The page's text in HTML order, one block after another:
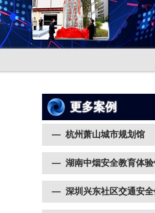
更多案例
— 杭州萧山城市规划馆
— 湖南中烟安全教育体验
— 深圳兴东社区交通安全